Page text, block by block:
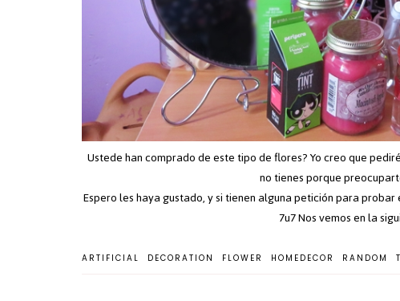
Ustede han comprado de este tipo de flores? Yo creo que
no tienes porque
Espero les haya gustado, y si tienen alguna petición para
7u7 Nos vemos en la
ARTIFICIAL DECORATION FLOWER HOMEDECOR RANDOM